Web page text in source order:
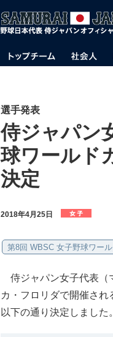
選手発表
侍ジャパン
球ワールド
決定
2018年4月25日
第8回 WBSC 女子野球ワー
侍ジャパン女子代表（
カ・フロリダで開催さ
以下の通り決定しました